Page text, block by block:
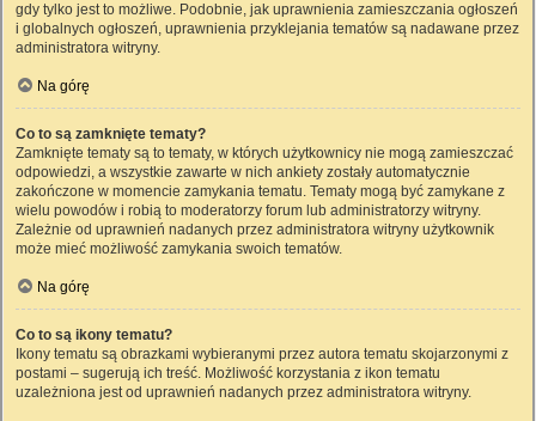
gdy tylko jest to możliwe. Podobnie, jak uprawnienia zamieszczania ogłoszeń
i globalnych ogłoszeń, uprawnienia przyklejania tematów są nadawane przez
administratora witryny.
Na górę
Co to są zamknięte tematy?
Zamknięte tematy są to tematy, w których użytkownicy nie mogą zamieszczać
odpowiedzi, a wszystkie zawarte w nich ankiety zostały automatycznie
zakończone w momencie zamykania tematu. Tematy mogą być zamykane z
wielu powodów i robią to moderatorzy forum lub administratorzy witryny.
Zależnie od uprawnień nadanych przez administratora witryny użytkownik
może mieć możliwość zamykania swoich tematów.
Na górę
Co to są ikony tematu?
Ikony tematu są obrazkami wybieranymi przez autora tematu skojarzonymi z
postami – sugerują ich treść. Możliwość korzystania z ikon tematu
uzależniona jest od uprawnień nadanych przez administratora witryny.